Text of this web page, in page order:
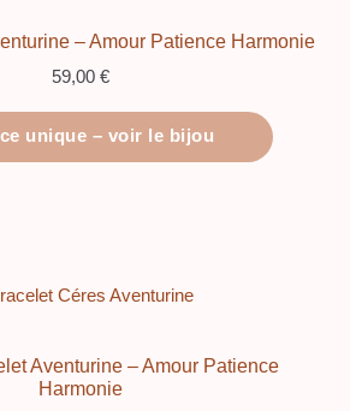
– Amour Patience Harmonie
59,00 €
unique – voir le bijou
Aventurine – Amour Patience
Harmonie